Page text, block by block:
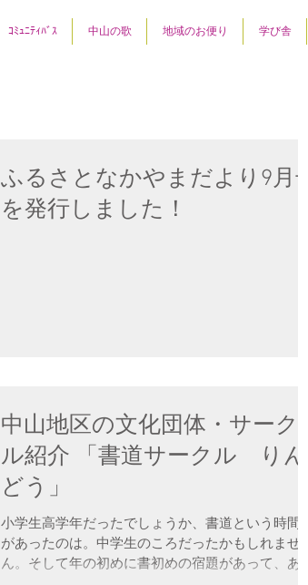
ｺﾐｭﾆﾃｨﾊﾞｽ 中山の歌 地域のお便り 学び舎
ふるさとなかやまだより9月号
を発行しました！
中山地区の文化団体・サーク
ル紹介 「書道サークル りん
どう」
小学生高学年だったでしょうか、書道という時間割
があったのは。中学生のころだったかもしれませ
ん。そして年の初めに書初めの宿題があって、あま